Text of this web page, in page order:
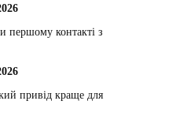
першому контакті з
привід краще для